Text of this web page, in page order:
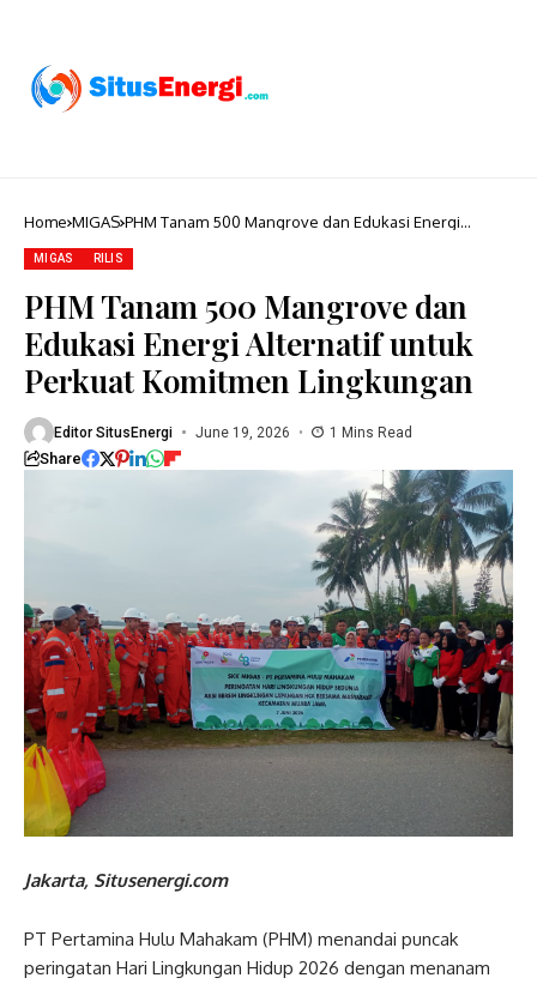
Home MIGAS PHM Tanam 500 Mangrove dan Edukasi Energi
MIGAS RILIS
PHM Tanam 500 Mangrove dan
Edukasi Energi Alternatif untuk
Perkuat Komitmen Lingkungan
Editor SitusEnergi June 19, 2026 1 Mins Read
Share
Jakarta, Situsenergi.com
PT Pertamina Hulu Mahakam (PHM) menandai puncak
peringatan Hari Lingkungan Hidup 2026 dengan menanam